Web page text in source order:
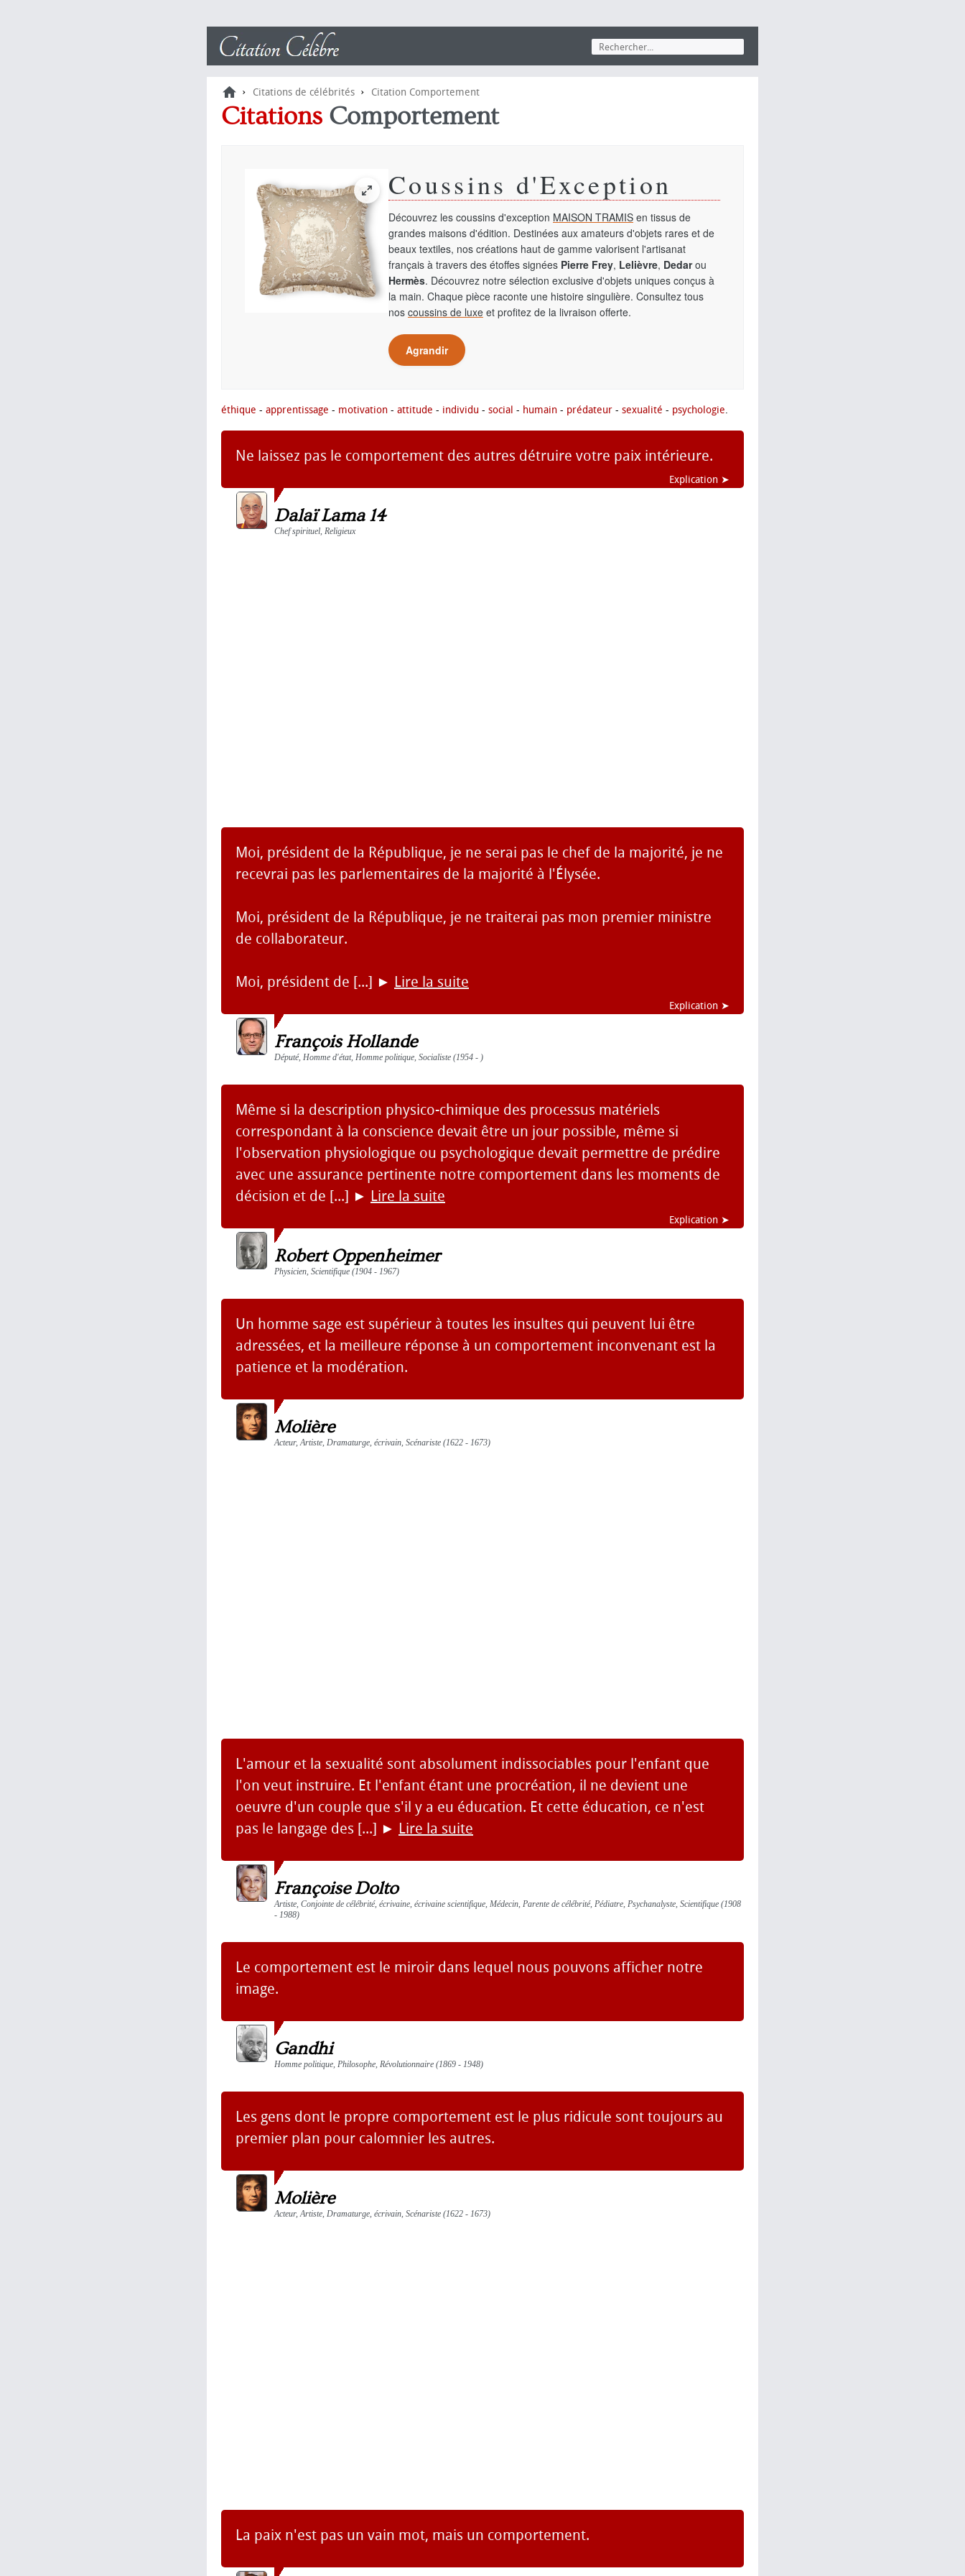
› Citations de célébrités › Citation Comportement
Citations Comportement
Coussins d'Exception
Découvrez les coussins d'exception MAISON TRAMIS en tissus de
grandes maisons d'édition. Destinées aux amateurs d'objets rares et de
beaux textiles, nos créations haut de gamme valorisent l'artisanat
français à travers des étoffes signées Pierre Frey, Lelièvre, Dedarou
Hermès. Découvrez notre sélection exclusive d'objets uniques conçus à
la main. Chaque pièce raconte une histoire singulière. Consultez tous
nos coussins de luxe et profitez de la livraison offerte.
Agrandir
éthique - apprentissage - motivation - attitude - individu - social - humain - prédateur - sexualité - psychologie.
Ne laissez pas le comportement des autres détruire votre paix intérieure.
Explication ➤
Dalaï Lama 14
Chef spirituel, Religieux
Moi, président de la République, je ne serai pas le chef de la majorité, je ne
recevrai pas les parlementaires de la majorité à l'Élysée.
Moi, président de la République, je ne traiterai pas mon premier ministre
de collaborateur.
Moi, président de [...] ► Lire la suite
Explication ➤
François Hollande
Député, Homme d'état, Homme politique, Socialiste (1954 - )
Même si la description physico-chimique des processus matériels
correspondant à la conscience devait être un jour possible, même si
l'observation physiologique ou psychologique devait permettre de prédire
avec une assurance pertinente notre comportement dans les moments de
décision et de [...] ► Lire la suite
Explication ➤
Robert Oppenheimer
Physicien, Scientifique (1904 - 1967)
Un homme sage est supérieur à toutes les insultes qui peuvent lui être
adressées, et la meilleure réponse à un comportement inconvenant est la
patience et la modération.
Molière
Acteur, Artiste, Dramaturge, écrivain, Scénariste (1622 - 1673)
L'amour et la sexualité sont absolument indissociables pour l'enfant que
l'on veut instruire. Et l'enfant étant une procréation, il ne devient une
oeuvre d'un couple que s'il y a eu éducation. Et cette éducation, ce n'est
pas le langage des [...] ► Lire la suite
Françoise Dolto
Artiste, Conjointe de célébrité, écrivaine, écrivaine scientifique, Médecin, Parente de célébrité, Pédiatre, Psychanalyste, Scientifique (1908
- 1988)
Le comportement est le miroir dans lequel nous pouvons afficher notre
image.
Gandhi
Homme politique, Philosophe, Révolutionnaire (1869 - 1948)
Les gens dont le propre comportement est le plus ridicule sont toujours au
premier plan pour calomnier les autres.
Molière
Acteur, Artiste, Dramaturge, écrivain, Scénariste (1622 - 1673)
La paix n'est pas un vain mot, mais un comportement.